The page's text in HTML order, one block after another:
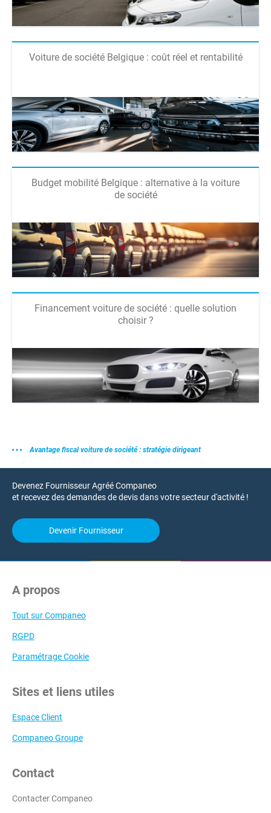
Voiture de société Belgique : coût réel et rentabilité
Budget mobilité Belgique : alternative à la voiture
de société
Financement voiture de société : quelle solution
choisir ?
Avantage fiscal voiture de société : stratégie dirigeant
Devenez Fournisseur Agréé Companeo
et recevez des demandes de devis dans votre secteur d'activité !
Devenir Fournisseur
A propos
Tout sur Companeo
RGPD
Paramétrage Cookie
Sites et liens utiles
Espace Client
Companeo Groupe
Contact
Contacter Companeo